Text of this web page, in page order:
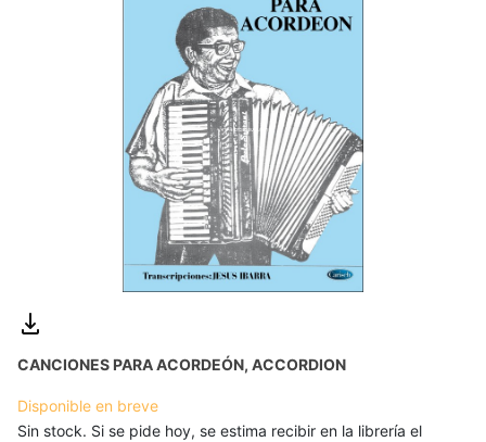
CANCIONES PARA ACORDEÓN, ACCORDION
Disponible en breve
Sin stock. Si se pide hoy, se estima recibir en la librería el